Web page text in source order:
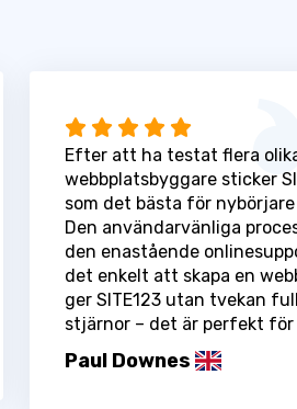
Efter att ha testat flera
webbplatsbyggare sticker
som det bästa för nybörjare
Den användarvänliga
den enastående
det enkelt att skapa en
ger SITE123 utan tvekan
stjärnor – det är perfekt för
Paul Downes